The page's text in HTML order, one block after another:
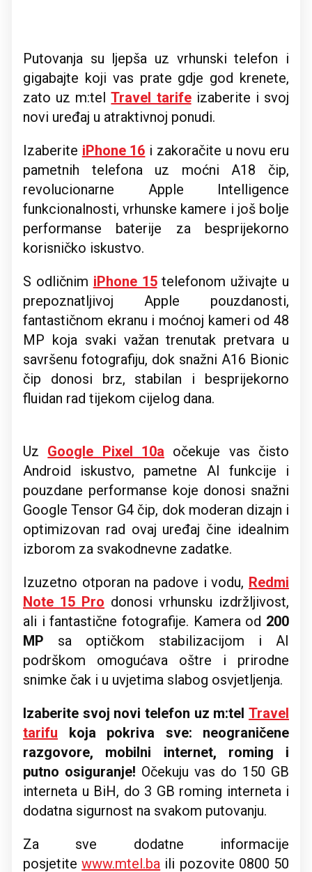
Putovanja su ljepša uz vrhunski telefon i
gigabajte koji vas prate gdje god krenete,
zato uz m:telTravel tarifeizaberite i svoj
novi uređaj u atraktivnoj ponudi.
Izaberite iPhone 16 i zakoračite u novu eru
pametnih telefona uz moćni A18 čip,
revolucionarne Apple Intelligence
funkcionalnosti, vrhunske kamere i još bolje
performanse baterije za besprijekorno
korisničko iskustvo.
S odličnim iPhone 15telefonom uživajte u
prepoznatljivoj Apple pouzdanosti,
fantastičnom ekranu i moćnoj kameri od 48
MP koja svaki važan trenutak pretvara u
savršenu fotografiju, dok snažni A16 Bionic
čip donosi brz, stabilan i besprijekorno
fluidan rad tijekom cijelog dana.
Uz Google Pixel 10a očekuje vas čisto
Android iskustvo, pametne AI funkcije i
pouzdane performanse koje donosi snažni
Google Tensor G4 čip, dok moderan dizajn i
optimizovan rad ovaj uređaj čine idealnim
izborom za svakodnevne zadatke.
Izuzetno otporan na padove i vodu, Redmi
Note 15 Pro donosi vrhunsku izdržljivost,
ali i fantastične fotografije. Kamera od 200
MP sa optičkom stabilizacijom i AI
podrškom omogućava oštre i prirodne
snimke čak i u uvjetima slabog osvjetljenja.
Izaberite svoj novi telefon uz m:tel Travel
tarifu koja pokriva sve: neograničene
razgovore, mobilni internet, roming i
putno osiguranje! Očekuju vas do 150 GB
interneta u BiH, do 3 GB roming interneta i
dodatna sigurnost na svakom putovanju.
Za sve dodatne informacije
posjetitewww.mtel.ba ili pozovite 0800 50